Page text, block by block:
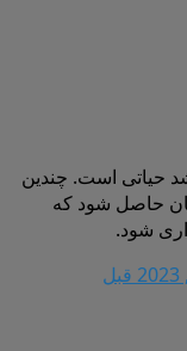
حیاتی است. چندین
حاصل شود که
شود.
قبل